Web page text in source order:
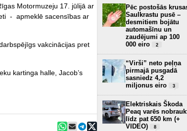
Motormuzeju 17. jūlijā ar
- apmeklē sacensības ar
vakcinācijas pret
kartinga halle, Jacob’s
Pēc postošās
Saulkrastu pusē –
desmitiem bojātu
automašīnu un
zaudējumi ap 100
000 eiro
2
“Virši” neto peļņa
pirmajā pusgadā
sasniedz 4,2
miljonus eiro
3
Elektriskais Škoda
Peaq varēs
līdz pat 650 km (+
VIDEO)
8